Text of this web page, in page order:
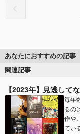
あなたにおすすめの記事
関連記事
【2023年】見逃して
毎年
るの
作や
てい